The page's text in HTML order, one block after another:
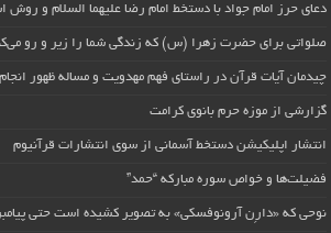
دعای حرز امام جواد با دستخط امام رضا علیهما السلام و روش
صلواتی برای حضرت زهرا (س) که زندگی شما را زیر و رو
چیدمان آیات قرآن در راستای فهم مهدویت و مساله ظهور
گزارشی از موزه حرم بانوی کرامت
انتشار اپلیکیشن دستخط آسمانی از سوی انتشارات قرآنیوم
فضیلت‌ها و خواص سوره مبارکه “حمد”
نوحی که «دارِن آرونوفسکی» به تصویر کشیده است حتی